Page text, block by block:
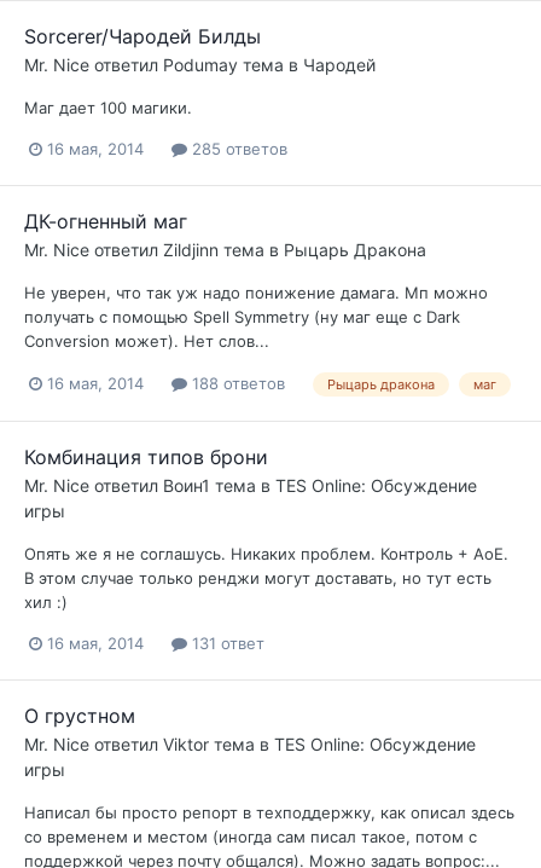
Sorcerer/Чародей Билды
Mr. Nice ответил Podumay тема в Чародей
Маг дает 100 магики.
16 мая, 2014 285 ответов
ДК-огненный маг
Mr. Nice ответил Zildjinn тема в Рыцарь Дракона
Не уверен, что так уж надо понижение дамага. Мп можно
получать с помощью Spell Symmetry (ну маг еще с Dark
Conversion может). Нет слов...
16 мая, 2014 188 ответов Рыцарь дракона маг
Комбинация типов брони
Mr. Nice ответил Воин1 тема в TES Online: Обсуждение
игры
Опять же я не соглашусь. Никаких проблем. Контроль + АоЕ.
В этом случае только ренджи могут доставать, но тут есть
хил :)
16 мая, 2014 131 ответ
О грустном
Mr. Nice ответил Viktor тема в TES Online: Обсуждение
игры
Написал бы просто репорт в техподдержку, как описал здесь
со временем и местом (иногда сам писал такое, потом с
поддержкой через почту общался). Можно задать вопрос:...